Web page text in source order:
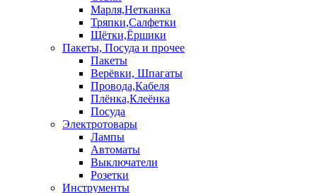
Марля,Нетканка
Тряпки,Салфетки
Щётки,Ёршики
Пакеты, Посуда и прочее
Пакеты
Верёвки, Шпагаты
Провода,Кабеля
Плёнка,Клеёнка
Посуда
Электротовары
Лампы
Автоматы
Выключатели
Розетки
Инструменты